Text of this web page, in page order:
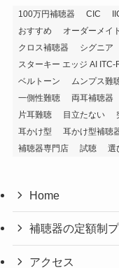
100万円補聴器 CIC
おすすめ
オーダーメイ
クロス補聴器
シグニア
スターキー エッジ AI ITC-
ベルトーン
ムンプス難
一側性難聴
両耳補聴器
片耳難聴
目立たない
耳かけ型
耳かけ型補聴
補聴器専門店
試聴 選
Home
補聴器の定額制
アクセス